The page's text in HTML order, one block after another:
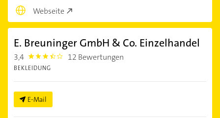
Webseite
E. Breuninger GmbH & Co. Einzelhandel
3,4 3.4 12 Bewertungen
BEKLEIDUNG
E-Mail